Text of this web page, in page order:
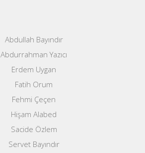
Abdullah Bayındır
Abdurrahman Yazıcı
Erdem Uygan
Fatih Orum
Fehmi Çeçen
Hişam Alabed
Sacide Özlem
Servet Bayındır